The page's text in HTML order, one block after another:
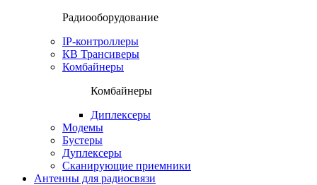
Радиооборудование
IP-контроллеры
КВ Трансиверы
Комбайнеры
Комбайнеры
Диплексеры
Модемы
Бустеры
Дуплексеры
Сканирующие приемники
Антенны для радиосвязи